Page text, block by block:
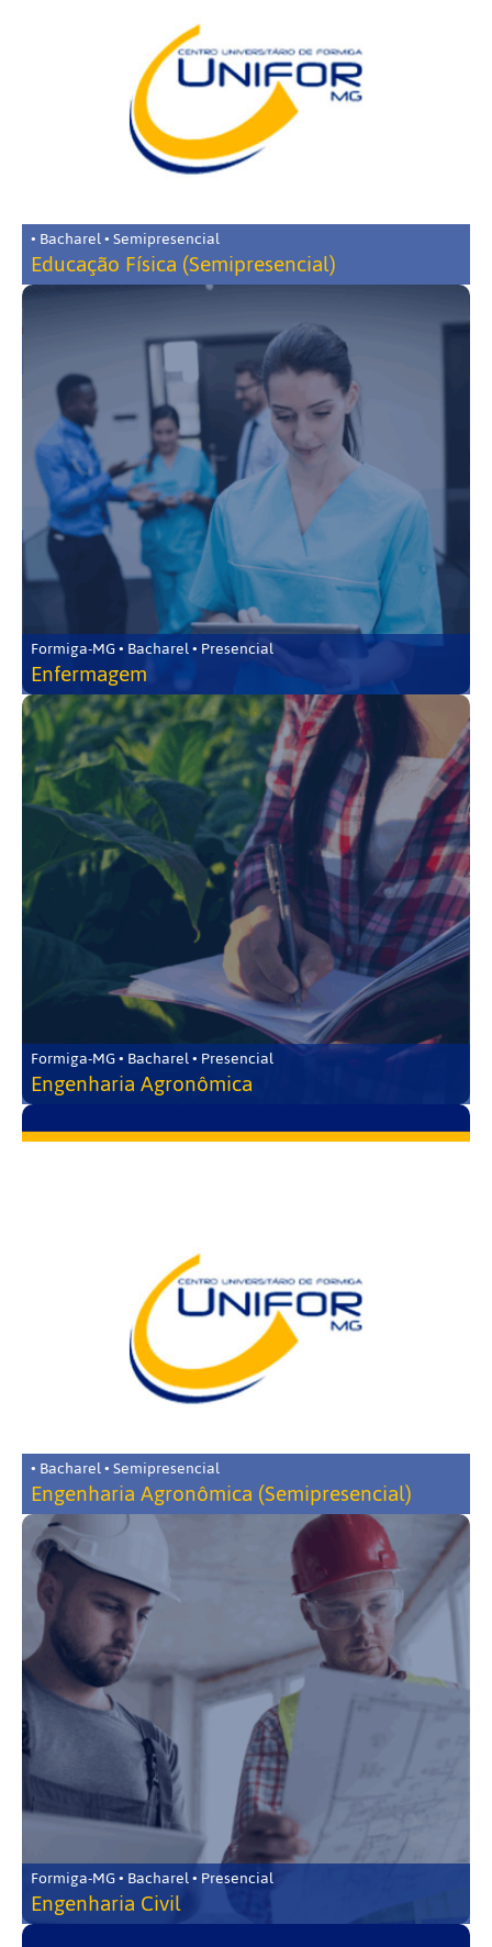
• Bacharel • Semipresencial
Educação Física (Semipresencial)
Formiga-MG • Bacharel • Presencial
Enfermagem
Formiga-MG • Bacharel • Presencial
Engenharia Agronômica
• Bacharel • Semipresencial
Engenharia Agronômica (Semipresencial)
Formiga-MG • Bacharel • Presencial
Engenharia Civil